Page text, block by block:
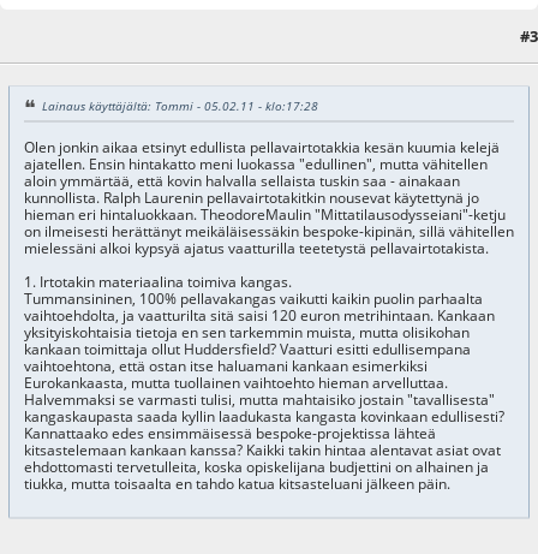
#3
Lainaus käyttäjältä: Tommi - 05.02.11 - klo:17:28
Olen jonkin aikaa etsinyt edullista pellavairtotakkia kesän kuumia kelejä
ajatellen. Ensin hintakatto meni luokassa "edullinen", mutta vähitellen
aloin ymmärtää, että kovin halvalla sellaista tuskin saa - ainakaan
kunnollista. Ralph Laurenin pellavairtotakitkin nousevat käytettynä jo
hieman eri hintaluokkaan. TheodoreMaulin "Mittatilausodysseiani"-ketju
on ilmeisesti herättänyt meikäläisessäkin bespoke-kipinän, sillä vähitellen
mielessäni alkoi kypsyä ajatus vaatturilla teetetystä pellavairtotakista.
1. Irtotakin materiaalina toimiva kangas.
Tummansininen, 100% pellavakangas vaikutti kaikin puolin parhaalta
vaihtoehdolta, ja vaatturilta sitä saisi 120 euron metrihintaan. Kankaan
yksityiskohtaisia tietoja en sen tarkemmin muista, mutta olisikohan
kankaan toimittaja ollut Huddersfield? Vaatturi esitti edullisempana
vaihtoehtona, että ostan itse haluamani kankaan esimerkiksi
Eurokankaasta, mutta tuollainen vaihtoehto hieman arvelluttaa.
Halvemmaksi se varmasti tulisi, mutta mahtaisiko jostain "tavallisesta"
kangaskaupasta saada kyllin laadukasta kangasta kovinkaan edullisesti?
Kannattaako edes ensimmäisessä bespoke-projektissa lähteä
kitsastelemaan kankaan kanssa? Kaikki takin hintaa alentavat asiat ovat
ehdottomasti tervetulleita, koska opiskelijana budjettini on alhainen ja
tiukka, mutta toisaalta en tahdo katua kitsasteluani jälkeen päin.